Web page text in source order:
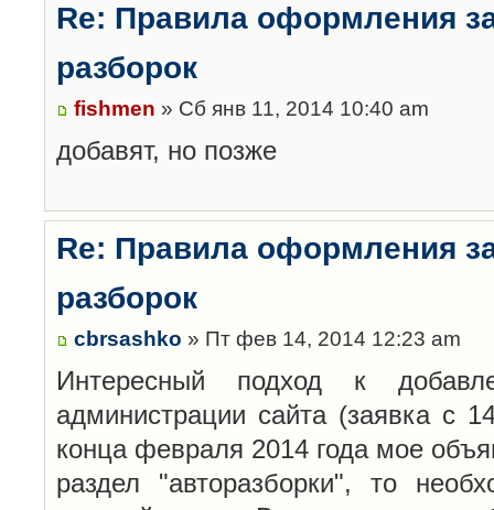
Re: Правила оформления
разборок
fishmen » Сб янв 11, 2014 10:40 am
добавят, но позже
Re: Правила оформления
разборок
cbrsashko » Пт фев 14, 2014 12:23 am
Интересный подход к
администрации сайта (заявка с
конца февраля 2014 года мое
раздел "авторазборки", то